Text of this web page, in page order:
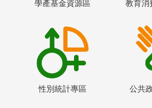
學產基金資源區 教育消
性別統計專區 公共